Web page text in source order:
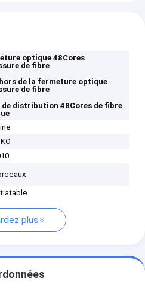
optique 48Cores
de fibre
de la fermeture optique
de fibre
de distribution 48Cores de fibre
plus